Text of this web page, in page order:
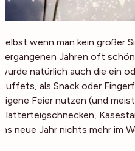
Selbst wenn man kein großer
vergangenen Jahren oft
wurde natürlich auch die ein
Buffets, als Snack oder
eigene Feier nutzen (und
Blätterteigschnecken,
ins neue Jahr nichts mehr im